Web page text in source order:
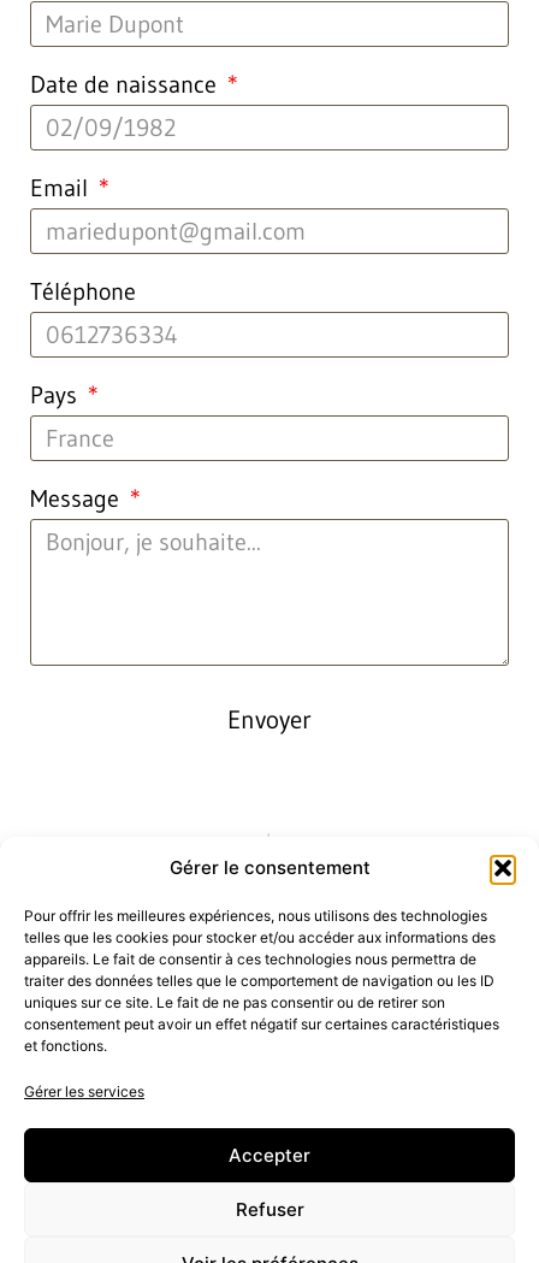
Gérer le consentement
Pour offrir les meilleures expériences, nous utilisons des technologies
telles que les cookies pour stocker et/ou accéder aux informations des
appareils. Le fait de consentir à ces technologies nous permettra de
traiter des données telles que le comportement de navigation ou les ID
uniques sur ce site. Le fait de ne pas consentir ou de retirer son
consentement peut avoir un effet négatif sur certaines caractéristiques
et fonctions.
Gérer les services
Accepter
Refuser
Date de naissance
Email
Téléphone
Pays
Message
Envoyer
06 50 75 95 14